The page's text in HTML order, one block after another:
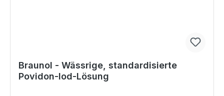
Braunol - Wässrige, standardisierte
Povidon-lod-Lösung